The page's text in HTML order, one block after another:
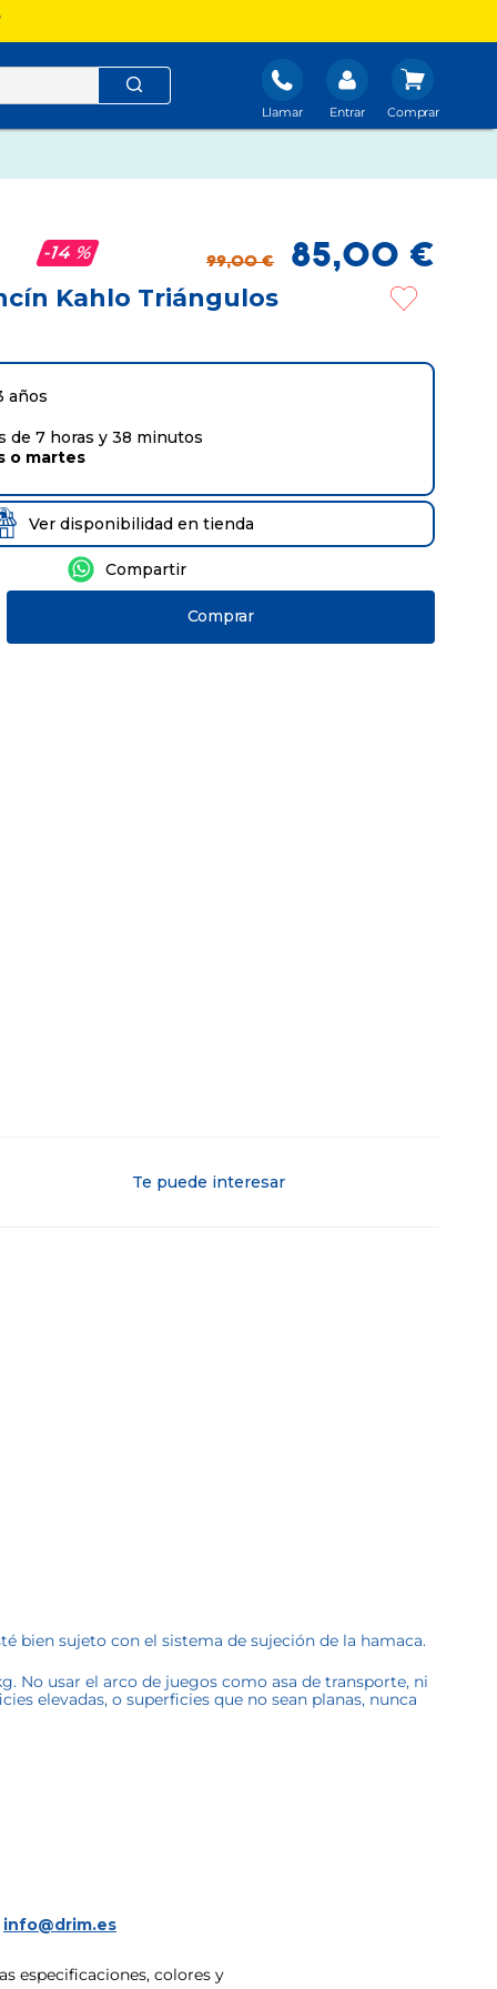
Llamar Entrar
14 % 99,00 € 85,00 €
Kahlo Triángulos
años
de 7 horas y 38 minutos
o martes
Ver disponibilidad en tienda
Comprar
Te puede interesar
bien sujeto con el sistema de sujeción de la hamaca.
No usar el arco de juegos como asa de transporte, ni
elevadas, o superficies que no sean planas, nunca
info@drim.es
especificaciones, colores y